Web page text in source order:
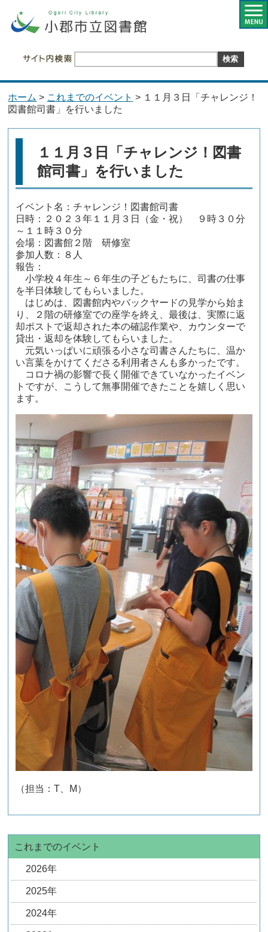
ホーム > これまでのイベント > １１月３日「チャレンジ！
図書館司書」を行いました
１１月３日「チャレンジ！図書
館司書」を行いました
イベント名：チャレンジ！図書館司書
日時：２０２３年１１月３日（金・祝） ９時３０分
～１１時３０分
会場：図書館２階 研修室
参加人数：８人
報告：
小学校４年生～６年生の子どもたちに、司書の仕事
を半日体験してもらいました。
はじめは、図書館内やバックヤードの見学から始ま
り、２階の研修室での座学を終え、最後は、実際に返
却ポストで返却された本の確認作業や、カウンターで
貸出・返却を体験してもらいました。
元気いっぱいに頑張る小さな司書さんたちに、温か
い言葉をかけてくださる利用者さんも多かったです。
コロナ禍の影響で長く開催できていなかったイベン
トですが、こうして無事開催できたことを嬉しく思い
ます。
（担当：T、M）
これまでのイベント
2026年
2025年
2024年